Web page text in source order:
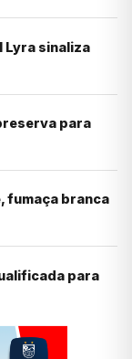
Lyra sinaliza
para
fumaça branca
para